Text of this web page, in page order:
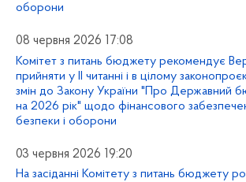
оборони
08 червня 2026 17:08
Комітет з питань бюджету рекомендує
прийняти у ІІ читанні і в цілому
змін до Закону України "Про Державний
на 2026 рік" щодо фінансового
безпеки і оборони
03 червня 2026 19:20
На засіданні Комітету з питань бюджету